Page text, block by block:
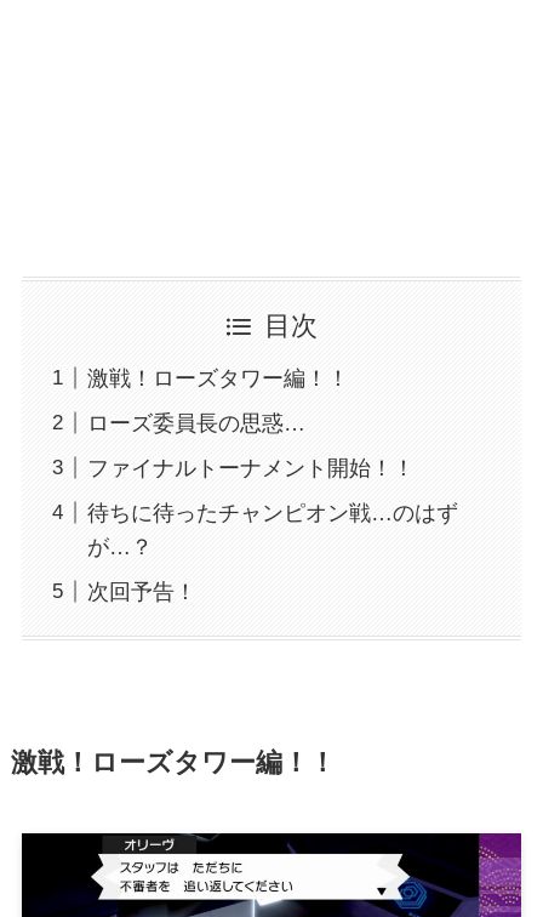
目次
激戦！ローズタワー編！！
ローズ委員長の思惑…
ファイナルトーナメント開始！！
待ちに待ったチャンピオン戦…のはず
が…？
次回予告！
激戦！ローズタワー編！！